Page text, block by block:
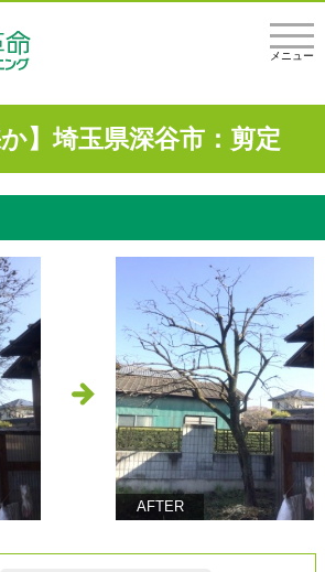
メニュー
か】埼玉県深谷市：剪定
AFTER